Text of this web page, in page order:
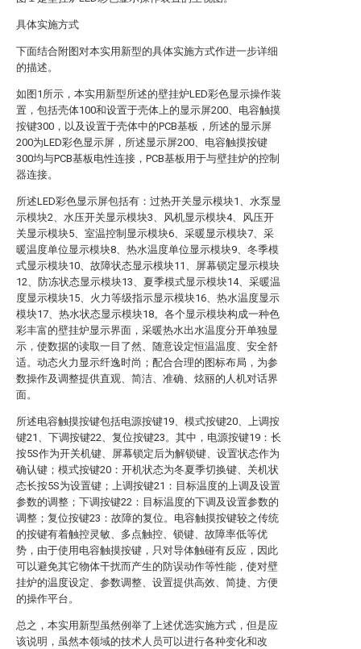
具体实施方式
下面结合附图对本实用新型的具体实施方式作进一步详细
的描述。
如图1所示，本实用新型所述的壁挂炉LED彩色显示操作装
置，包括壳体100和设置于壳体上的显示屏200、电容触摸
按键300，以及设置于壳体中的PCB基板，所述的显示屏
200为LED彩色显示屏，所述显示屏200、电容触摸按键
300均与PCB基板电性连接，PCB基板用于与壁挂炉的控制
器连接。
所述LED彩色显示屏包括有：过热开关显示模块1、水泵显
示模块2、水压开关显示模块3、风机显示模块4、风压开
关显示模块5、室温控制显示模块6、采暖显示模块7、采
暖温度单位显示模块8、热水温度单位显示模块9、冬季模
式显示模块10、故障状态显示模块11、屏幕锁定显示模块
12、防冻状态显示模块13、夏季模式显示模块14、采暖温
度显示模块15、火力等级指示显示模块16、热水温度显示
模块17、热水状态显示模块18。各个显示模块构成一种色
彩丰富的壁挂炉显示界面，采暖热水出水温度分开单独显
示，使数据的读取一目了然、随意设定恒温温度、安全舒
适。动态火力显示纤逸时尚；配合合理的图标布局，为参
数操作及调整提供直观、简洁、准确、炫丽的人机对话界
面。
所述电容触摸按键包括电源按键19、模式按键20、上调按
键21、下调按键22、复位按键23。其中，电源按键19：长
按5S作为开关机键、屏幕锁定后为解锁键、设置状态作为
确认键；模式按键20：开机状态为冬夏季切换键、关机状
态长按5S为设置键；上调按键21：目标温度的上调及设置
参数的调整；下调按键22：目标温度的下调及设置参数的
调整；复位按键23：故障的复位。电容触摸按键较之传统
的按键有着触控灵敏、多点触控、锁键、故障率低等优
势，由于使用电容触摸按键，只对导体触碰有反应，因此
可以避免其它物体干扰而产生的防误动作等性能，使对壁
挂炉的温度设定、参数调整、设置提供高效、简捷、方便
的操作平台。
总之，本实用新型虽然例举了上述优选实施方式，但是应
该说明，虽然本领域的技术人员可以进行各种变化和改